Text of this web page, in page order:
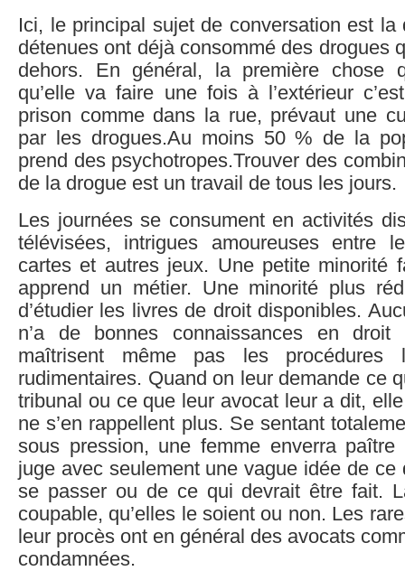
Ici, le principal sujet de conversation est la
détenues ont déjà consommé des drogues
dehors. En général, la première chose
qu’elle va faire une fois à l’extérieur
prison comme dans la rue, prévaut une
par les drogues.Au moins 50 % de la
prend des psychotropes.Trouver des
de la drogue est un travail de tous les jours.
Les journées se consument en activités
télévisées, intrigues amoureuses entre
cartes et autres jeux. Une petite minorité
apprend un métier. Une minorité plus
d’étudier les livres de droit disponibles.
n’a de bonnes connaissances en
maîtrisent même pas les procédures
rudimentaires. Quand on leur demande ce
tribunal ou ce que leur avocat leur a dit,
ne s’en rappellent plus. Se sentant
sous pression, une femme enverra
juge avec seulement une vague idée de ce
se passer ou de ce qui devrait être fait.
coupable, qu’elles le soient ou non. Les
leur procès ont en général des avocats
condamnées.